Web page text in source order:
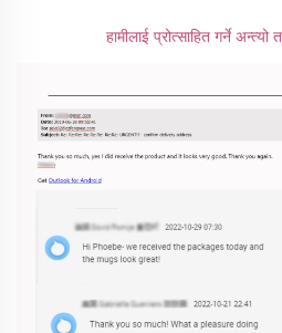
हामीलाई प्रोत्साहित गर्ने